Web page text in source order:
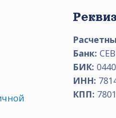
Банк:
БИК:
ИНН:
КПП: